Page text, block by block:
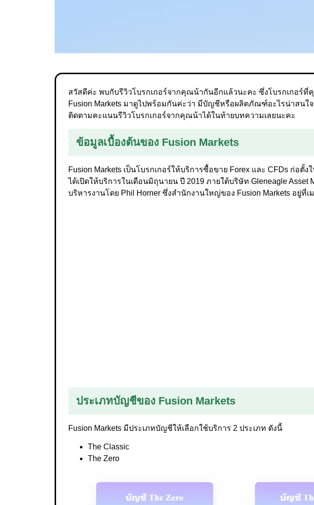
สวัสดีค่ะ พบกับรีวิวโบรกเกอร์จากคุณน้ากันอีกแล้วนะคะ ซึ่งโบรกเกอร์
Fusion Markets มาดูไปพร้อมกันค่ะว่า มีบัญชีหรือผลิตภัณฑ์อะไรน่าสนใ
ติดตามคะแนนรีวิวโบรกเกอร์จากคุณน้าได้ในท้ายบทความเลยนะคะ
ข้อมูลเบื้องต้นของ Fusion Markets
Fusion Markets เป็นโบรกเกอร์ให้บริการซื้อขาย Forex และ CFDs ก่อตั้
ได้เปิดให้บริการในเดือนมิถุนายน ปี 2019 ภายใต้บริษัท Gleneagle Asset
บริหารงานโดย Phil Horner ซึ่งสำนักงานใหญ่ของ Fusion Markets อยู่ที่เ
ประเภทบัญชีของ Fusion Markets
Fusion Markets มีประเภทบัญชีให้เลือกใช้บริการ 2 ประเภท ดังนี้
The Classic
The Zero